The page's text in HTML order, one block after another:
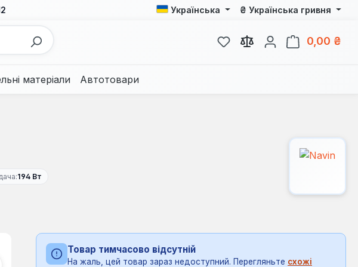
Українська ₴ Українська гривня
У вас є 0 у списку бажань
0,00 ₴
матеріали Автотовари
194 Вт
Товар тимчасово відсутній
На жаль, цей товар зараз недоступний. Перегляньте схожі